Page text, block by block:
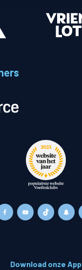
Download onze App